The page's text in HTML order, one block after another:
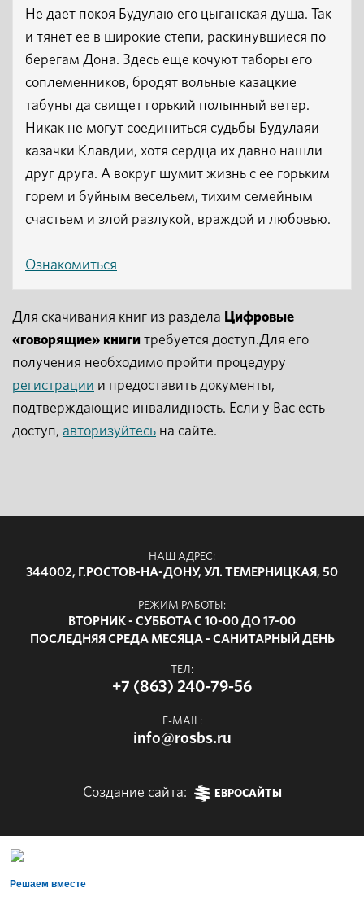
Не дает покоя Будулаю его цыганская душа. Так
и тянет ее в широкие степи, раскинувшиеся по
берегам Дона. Здесь еще кочуют таборы его
соплеменников, бродят вольные казацкие
табуны да свищет горький полынный ветер.
Никак не могут соединиться судьбы Будулаяи
казачки Клавдии, хотя сердца их давно нашли
друг друга. А вокруг шумит жизнь с ее горьким
горем и буйным весельем, тихим семейным
счастьем и злой разлукой, враждой и любовью.
Ознакомиться
Для скачивания книг из раздела Цифровые
«говорящие» книги требуется доступ.Для его
получения необходимо пройти процедуру
регистрации и предоставить документы,
подтверждающие инвалидность. Если у Вас есть
доступ, авторизуйтесь на сайте.
НАШ АДРЕС:
344002, Г.РОСТОВ-НА-ДОНУ, УЛ. ТЕМЕРНИЦКАЯ, 50
РЕЖИМ РАБОТЫ:
ВТОРНИК - СУББОТА С 10-00 ДО 17-00
ПОСЛЕДНЯЯ СРЕДА МЕСЯЦА - САНИТАРНЫЙ ДЕНЬ
ТЕЛ:
+7 (863) 240-79-56
E-MAIL:
info@rosbs.ru
Создание сайта: ЕВРОСАЙТЫ
Решаем вместе